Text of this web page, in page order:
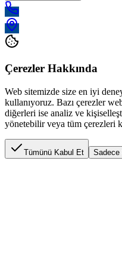
Çerezler Hakkında
Web sitemizde size en iyi
kullanıyoruz. Bazı çerezler
diğerleri ise analiz ve
yönetebilir veya tüm çerezleri
Tümünü Kabul Et Sadece